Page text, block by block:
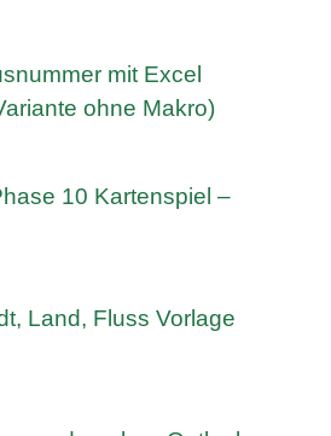
mit Excel
ohne Makro)
10 Kartenspiel –
Land, Fluss Vorlage